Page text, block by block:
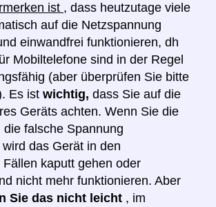
ist , dass heutzutage viele
auf die Netzspannung
einwandfrei funktionieren, dh
Mobiltelefone sind in der Regel
(aber überprüfen Sie bitte
Es ist wichtig, dass Sie auf die
Geräts achten. Wenn Sie die
die falsche Spannung
das Gerät in den
kaputt gehen oder
nicht mehr funktionieren. Aber
Sie das nicht leicht , im